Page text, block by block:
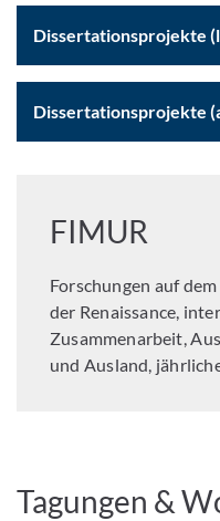
Dissertationsprojekte
Dissertationsprojekte
FIMUR
Forschungen auf
der Renaissance,
Zusammenarbeit,
und Ausland,
Tagungen &